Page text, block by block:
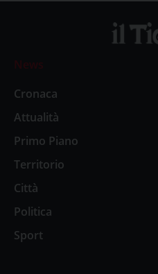
News
Cronaca
Attualità
Primo Piano
Territorio
Città
Politica
Sport